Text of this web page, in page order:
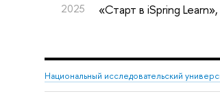
2025 «Старт в iSpring Learn»
Национальный исследовательский